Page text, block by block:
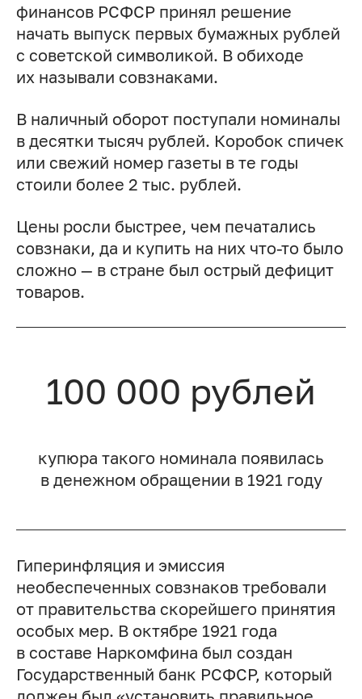
финансов РСФСР принял решение
начать выпуск первых бумажных рублей
с советской символикой. В обиходе
их называли совзнаками.
В наличный оборот поступали номиналы
в десятки тысяч рублей. Коробок спичек
или свежий номер газеты в те годы
стоили более 2 тыс. рублей.
Цены росли быстрее, чем печатались
совзнаки, да и купить на них что-то было
сложно — в стране был острый дефицит
товаров.
100 000 рублей
купюра такого номинала появилась
в денежном обращении в 1921 году
Гиперинфляция и эмиссия
необеспеченных совзнаков требовали
от правительства скорейшего принятия
особых мер. В октябре 1921 года
в составе Наркомфина был создан
Государственный банк РСФСР, который